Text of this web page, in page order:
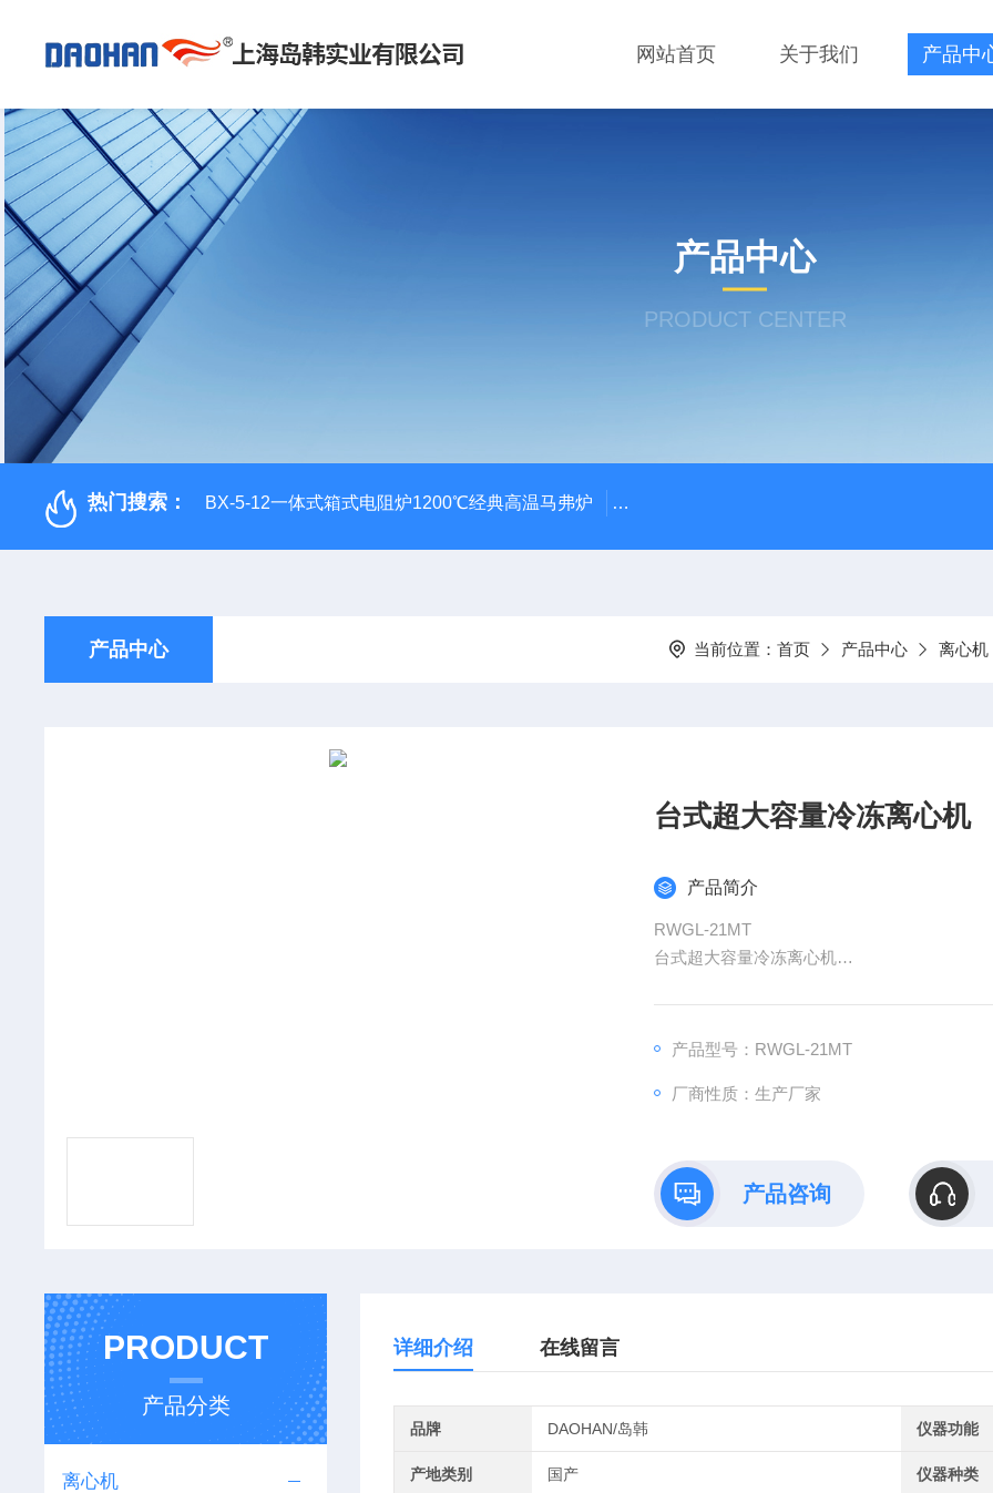
网站首页 关于我们 产品中
产品中心
PRODUCT CENTER
热门搜索： BX-5-12一体式箱式电阻炉1200℃经典高温马弗炉 BX-12-12H灰分含量测定马弗炉1200度电炉灰
产品中心 当前位置： 首页 产品中心 离心机
台式超大容量冷冻离心机
产品简介
RWGL-21MT
台式超大容量冷冻离心机
微机控制、大力矩交流变频无刷电机直接
用、大屏幕液晶显示、进口高能效无氟制
能。产品型号：RWGL-21MT
厂商性质：生产厂家
产品咨询
PRODUCT
产品分类
离心机
详细介绍 在线留言
品牌 DAOHAN/岛韩 仪器功能
产地类别 国产 仪器种类